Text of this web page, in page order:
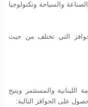
والسياحة وتكنولوجيا
التي تختلف من حيث
والمستثمر ويتيح
على الحوافز التالية: